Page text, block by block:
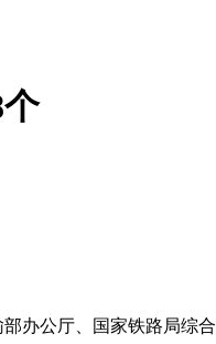
公厅、国家铁路局综